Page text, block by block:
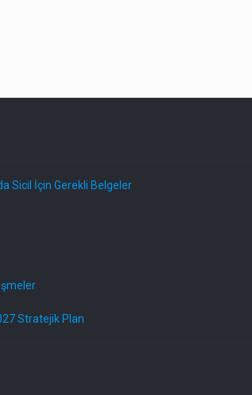
Sicil İçin Gerekli Belgeler
Stratejik Plan